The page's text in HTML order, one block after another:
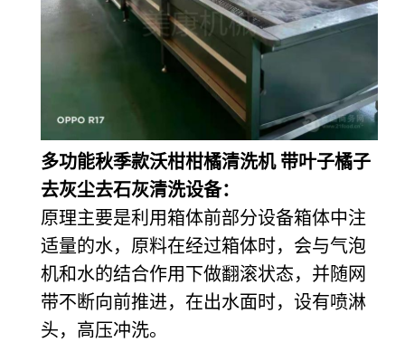
多功能秋季款沃柑柑橘清洗机 带叶子橘子
去灰尘去石灰清洗设备：
原理主要是利用箱体前部分设备箱体中注
适量的水，原料在经过箱体时，会与气泡
机和水的结合作用下做翻滚状态，并随网
带不断向前推进，在出水面时，设有喷淋
头，高压冲洗。